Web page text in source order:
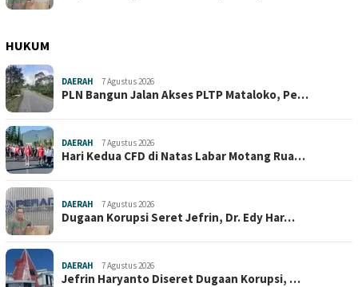
HUKUM
DAERAH 7 Agustus 2026
PLN Bangun Jalan Akses PLTP Mataloko, Pe…
DAERAH 7 Agustus 2026
Hari Kedua CFD di Natas Labar Motang Rua…
DAERAH 7 Agustus 2026
Dugaan Korupsi Seret Jefrin, Dr. Edy Har…
DAERAH 7 Agustus 2026
Jefrin Haryanto Diseret Dugaan Korupsi, …